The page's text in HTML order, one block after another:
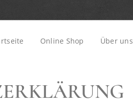
Online Shop Über uns